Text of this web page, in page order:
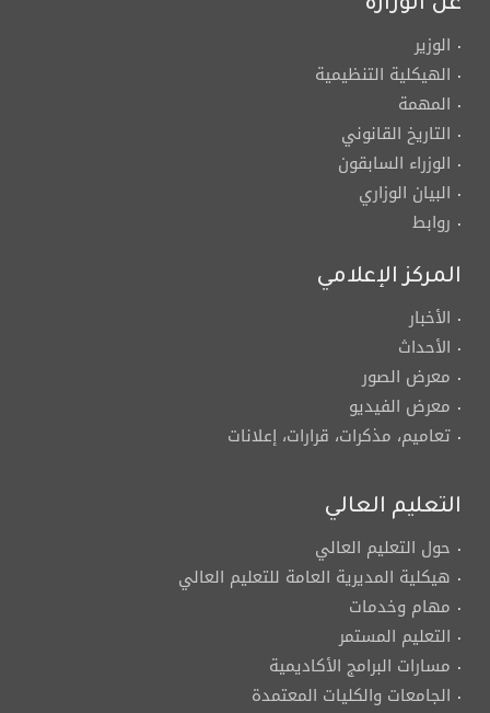
عن الوزارة
الوزير
الهيكلية التنظيمية
المهمة
التاريخ القانوني
الوزراء السابقون
البيان الوزاري
روابط
المركز الإعلامي
الأخبار
الأحداث
معرض الصور
معرض الفيديو
تعاميم، مذكرات، قرارات، إعلانات
التعليم العالي
حول التعليم العالي
هيكلية المديرية العامة للتعليم العالي
مهام وخدمات
التعليم المستمر
مسارات البرامج الأكاديمية
الجامعات والكليات المعتمدة